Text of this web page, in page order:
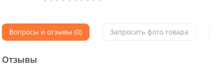
Вопросы и отзывы (0) Запросить фото товара
Отзывы